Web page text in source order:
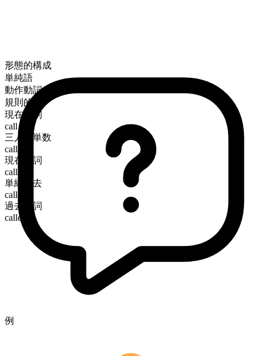
形態的構成
単純語
動作動詞
規則的
現在時制
call
三人称単数
calls
現在分詞
calling
単純過去
called
過去分詞
called
例